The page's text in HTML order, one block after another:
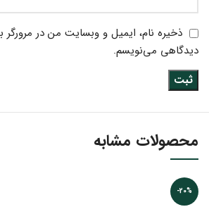
ذخیره نام، ایمیل و وبسایت من در مرورگر
دیدگاهی می‌نویسم.
محصولات مشابه
-20%